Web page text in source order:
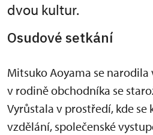
dvou kultur.
Osudové setkání
Mitsuko Aoyama se narodila
v rodině obchodníka se
Vyrůstala v prostředí, kde se
vzdělání, společenské